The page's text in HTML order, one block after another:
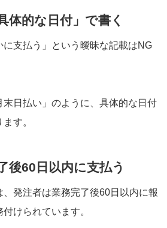
的な日付」で書く
に支払う」という曖昧な記載はNG
末日払い」のように、具体的な日付
す。
後60日以内に支払う
発注者は業務完了後60日以内に報
けられています。